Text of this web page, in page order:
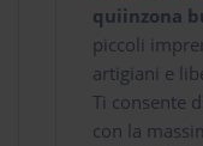
quiinzona
piccoli
artigiani e
Ti consente
con la